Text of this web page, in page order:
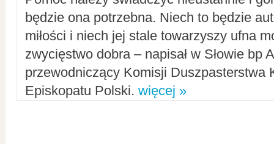
będzie ona potrzebna. Niech to będzie
miłości i niech jej stale towarzyszy ufna
zwycięstwo dobra – napisał w Słowie bp
przewodniczący Komisji Duszpasterstwa
Episkopatu Polski. więcej »